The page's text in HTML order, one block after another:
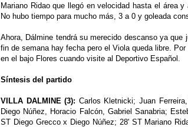
Mariano Ridao que llegó en velocidad hasta el área
No hubo tiempo para mucho más, 3 a 0 y goleada
Ahora, Dálmine tendrá su merecido descanso ya
fin de semana hay fecha pero el Viola queda libre.
en el bajo Flores cuando visite al Deportivo Español.
Síntesis del partido
VILLA DALMINE (3): Carlos Kletnicki; Juan
Diego Núñez, Horacio Falcón, Gabriel Sanabria;
ST Diego Grecco x Diego Núñez; 28' ST Mariano